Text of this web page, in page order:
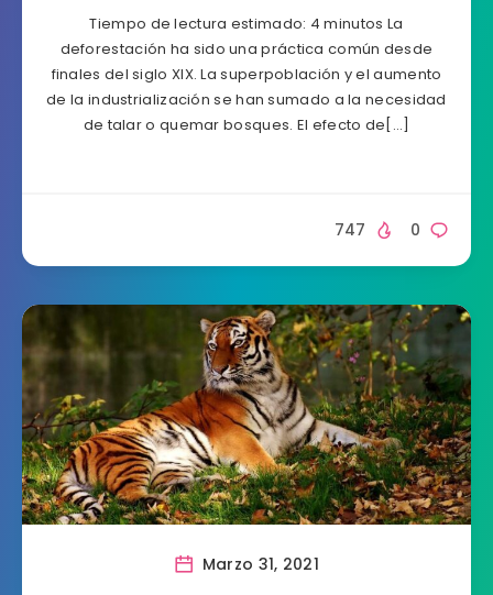
Tiempo de lectura estimado: 4 minutos La
deforestación ha sido una práctica común desde
finales del siglo XIX. La superpoblación y el aumento
de la industrialización se han sumado a la necesidad
de talar o quemar bosques. El efecto de[…]
0
747
Marzo 31, 2021